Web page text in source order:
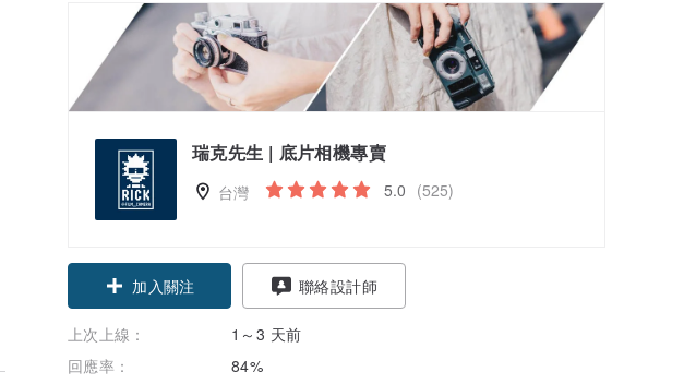
瑞克先生 | 底片相機專賣
台灣 5.0 (525)
加入關注 聯絡設計師
上次上線：
1～3 天前
回應率：
84%